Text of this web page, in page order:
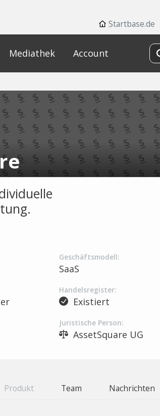
Startbase.de
Mediathek Account
Geschäftsmodell:
SaaS
Handelsregister:
Existiert
Juristische Person:
AssetSquare UG
Produkt Team Nachrichten